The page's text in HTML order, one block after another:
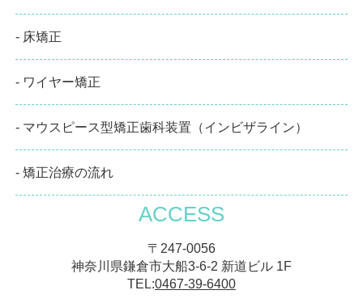
- 床矯正
- ワイヤー矯正
- マウスピース型矯正歯科装置（インビザライン）
- 矯正治療の流れ
ACCESS
〒247-0056
神奈川県鎌倉市大船3-6-2 新道ビル 1F
TEL:0467-39-6400